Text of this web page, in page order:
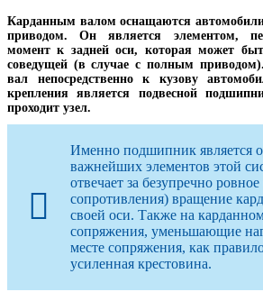
Карданным валом оснащаются
приводом. Он является элементом,
момент к задней оси, которая может
соведущей (в случае с полным
вал непосредственно к кузову
крепления является подвесной
проходит узел.
Именно подшипник является
важнейших элементов этой
отвечает за безупречно
сопротивления) вращение
своей оси. Также на
сопряжения, уменьшающие
месте сопряжения, как
усиленная крестовина.